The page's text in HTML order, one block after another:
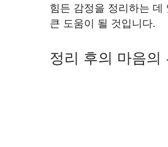
힘든 감정을 정리하는 데
큰 도움이 될 것입니다.
정리 후의 마음의